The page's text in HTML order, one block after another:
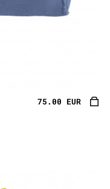
75.00 EUR